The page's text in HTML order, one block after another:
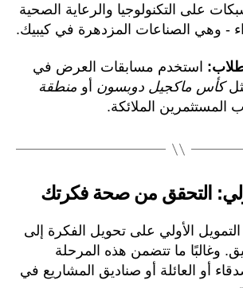
على التكنولوجيا والرعاية الصحية
- وهي الصناعات المزدهرة في كيبيك.
استخدم مسابقات العرض في
كأس ماكجيل دوبسون أو منطقة
المستثمرين الملائكة.
التحقق من صحة فكرتك
الأولي على تحويل الفكرة إلى
وغالبًا ما تتضمن هذه المرحلة
أو العائلة أو صناديق المشاريع في